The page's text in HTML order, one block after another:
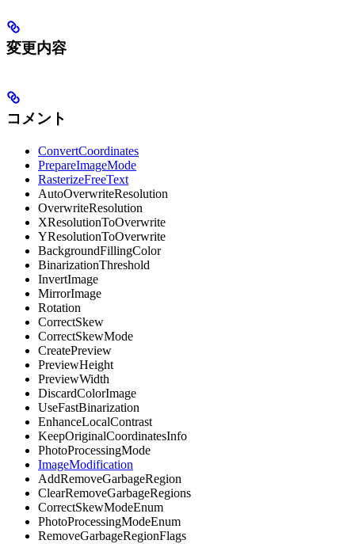
変更内容
コメント
ConvertCoordinates
PrepareImageMode
RasterizeFreeText
AutoOverwriteResolution
OverwriteResolution
XResolutionToOverwrite
YResolutionToOverwrite
BackgroundFillingColor
BinarizationThreshold
InvertImage
MirrorImage
Rotation
CorrectSkew
CorrectSkewMode
CreatePreview
PreviewHeight
PreviewWidth
DiscardColorImage
UseFastBinarization
EnhanceLocalContrast
KeepOriginalCoordinatesInfo
PhotoProcessingMode
ImageModification
AddRemoveGarbageRegion
ClearRemoveGarbageRegions
CorrectSkewModeEnum
PhotoProcessingModeEnum
RemoveGarbageRegionFlags